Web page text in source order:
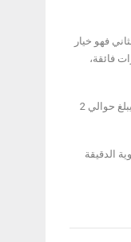
فهو خيار
إلى 1 مم في عملية تتطلب مهارات فائقة،
وأجرى الدكتور راهول تشودري طبيب القلب التداخلي بالمستشفى، عملية الانصمام الوعائي شديدة الدقة لخان، بإدخال قسطرة من خلال ثقب صغير يبلغ حوالي 2
الدقيقة